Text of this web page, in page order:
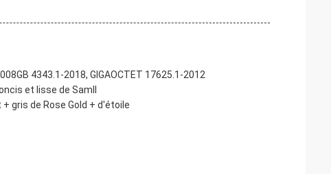
4343.1-2018, GIGAOCTET 17625.1-2012
et lisse de Samll
gris de Rose Gold + d'étoile